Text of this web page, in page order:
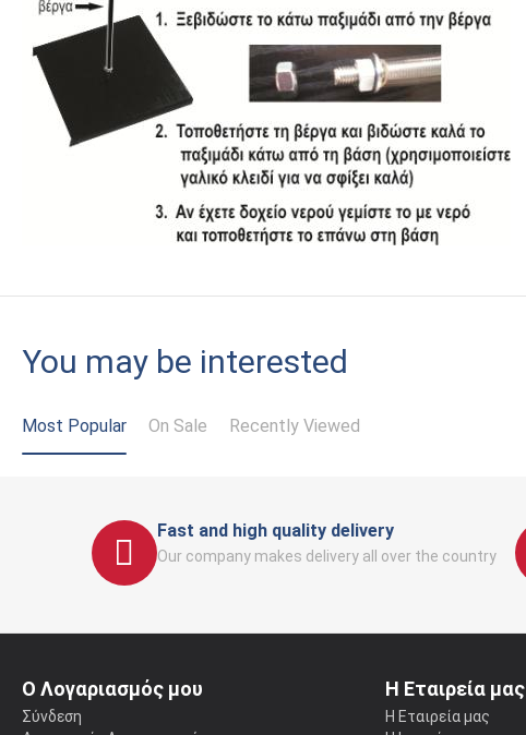
You may be interested
Most Popular On Sale Recently Viewed
Fast and high quality delivery
Our company makes delivery all over the country
Ο Λογαριασμός μου
Σύνδεση
Η Εταιρεία μας
Η Εταιρεία μας